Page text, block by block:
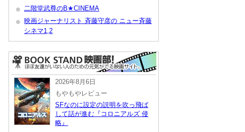
二階堂武尊のB★CINEMA
映画ジャーナリスト 斉藤守彦の ニュー斉藤
シネマ1,2
2026年8月6日
もやもやレビュー
SFなのに設定の説明を吹っ飛ば
して話が進む『コロニアルズ 侵
略』